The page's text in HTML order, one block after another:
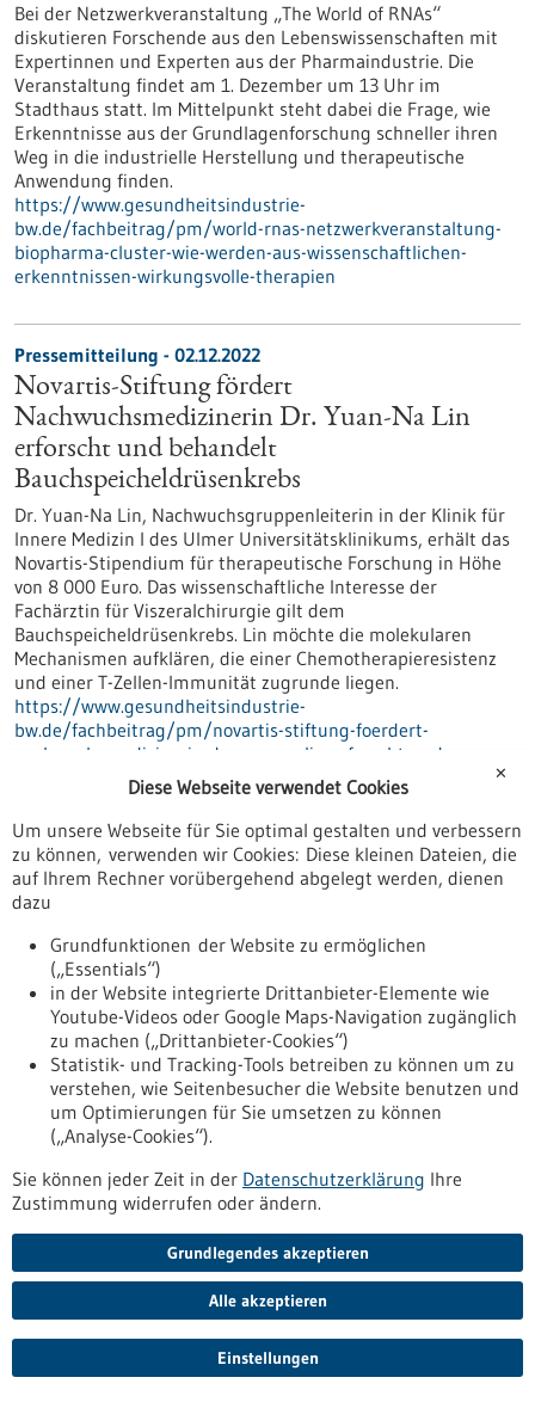
Bei der Netzwerkveranstaltung „The World of RNAs“
diskutieren Forschende aus den Lebenswissenschaften mit
Expertinnen und Experten aus der Pharmaindustrie. Die
Veranstaltung findet am 1. Dezember um 13 Uhr im
Stadthaus statt. Im Mittelpunkt steht dabei die Frage, wie
Erkenntnisse aus der Grundlagenforschung schneller ihren
Weg in die industrielle Herstellung und therapeutische
Anwendung finden.
https://www.gesundheitsindustrie-
bw.de/fachbeitrag/pm/world-rnas-netzwerkveranstaltung-
biopharma-cluster-wie-werden-aus-wissenschaftlichen-
erkenntnissen-wirkungsvolle-therapien
Pressemitteilung - 02.12.2022
Novartis-Stiftung fördert
Nachwuchsmedizinerin Dr. Yuan-Na Lin
erforscht und behandelt
Bauchspeicheldrüsenkrebs
Dr. Yuan-Na Lin, Nachwuchsgruppenleiterin in der Klinik für
Innere Medizin I des Ulmer Universitätsklinikums, erhält das
Novartis-Stipendium für therapeutische Forschung in Höhe
von 8 000 Euro. Das wissenschaftliche Interesse der
Fachärztin für Viszeralchirurgie gilt dem
Bauchspeicheldrüsenkrebs. Lin möchte die molekularen
Mechanismen aufklären, die einer Chemotherapieresistenz
und einer T-Zellen-Immunität zugrunde liegen.
https://www.gesundheitsindustrie-
bw.de/fachbeitrag/pm/novartis-stiftung-foerdert-
nachwuchsmedizinerin-dr-yuan-na-lin-erforscht-und-
behandelt-bauchspeicheldruesenkrebs
Pressemitteilung - 02.12.2022
Forschung in der Kopf- und Hals-​Onkologie
beispielsweise bösartige Tumoren der Mund-​höhle, des
Rachens oder des Kehlkopfes – werden unter dem Begriff
Kopf-​Hals-Tumoren zusam-​mengefasst. Mit dem schnell
wachsenden Feld der translationalen Forschung bei Kopf-
und Hals-​krebs beschäftigt sich ein Internationales
Onkologie-​Symposium der Klinik für Hals-​Nasen-
Ohrenheilkunde, Kopf- und Halschirurgie des
Universitätsklinikums Ulm.
https://www.gesundheitsindustrie-
onkologie
Pressemitteilung - 06.12.2022
Innovation Park Artificial Intelligence (Ipai)
gewinnt weiter an Dynamik
„Wenn wir weiter bei der Zukunftstechnologie Künstliche
✕
Diese Webseite verwendet Cookies
Um unsere Webseite für Sie optimal gestalten und verbessern
zu können, verwenden wir Cookies: Diese kleinen Dateien, die
auf Ihrem Rechner vorübergehend abgelegt werden, dienen
dazu
Grundfunktionen der Website zu ermöglichen
(„Essentials“)
in der Website integrierte Drittanbieter-Elemente wie
Youtube-Videos oder Google Maps-Navigation zugänglich
zu machen („Drittanbieter-Cookies“)
Statistik- und Tracking-Tools betreiben zu können um zu
verstehen, wie Seitenbesucher die Website benutzen und
um Optimierungen für Sie umsetzen zu können
(„Analyse-Cookies“).
Sie können jeder Zeit in der Datenschutzerklärung Ihre
Zustimmung widerrufen oder ändern.
Grundlegendes akzeptieren
Alle akzeptieren
Einstellungen